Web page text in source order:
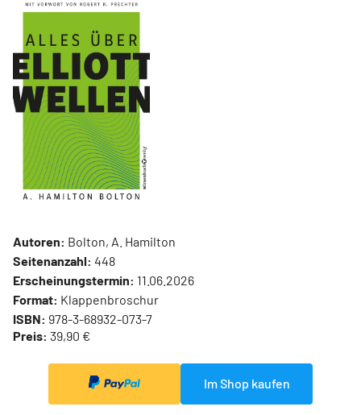
Autoren: Bolton, A. Hamilton
Seitenanzahl: 448
Erscheinungstermin: 11.06.2026
Format: Klappenbroschur
ISBN: 978-3-68932-073-7
Preis: 39,90 €
Im Shop kaufen